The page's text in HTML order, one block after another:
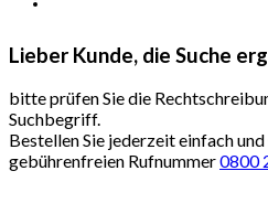
Lieber Kunde, die Suche
bitte prüfen Sie die
Suchbegriff.
Bestellen Sie jederzeit einfach
gebührenfreien Rufnummer0800